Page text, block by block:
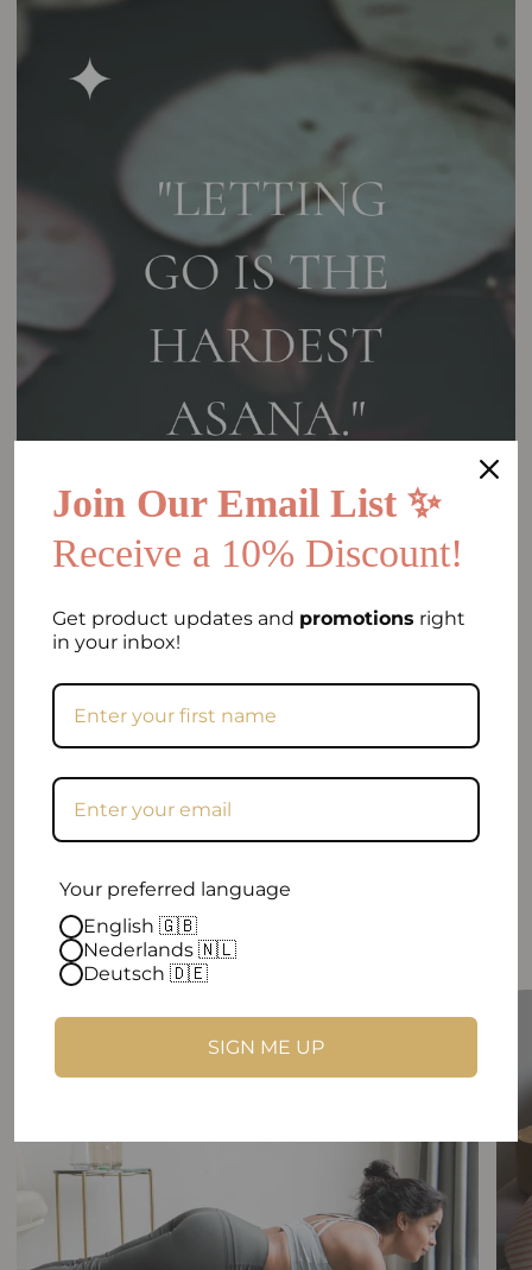
Luxuriöse Yoga-Kollektion
Join Our Email List ✨
Receive a 10% Discount!
Get product updates and promotions right
in your inbox!
Your preferred language
English 🇬🇧
Nederlands 🇳🇱
Deutsch 🇩🇪
SIGN ME UP